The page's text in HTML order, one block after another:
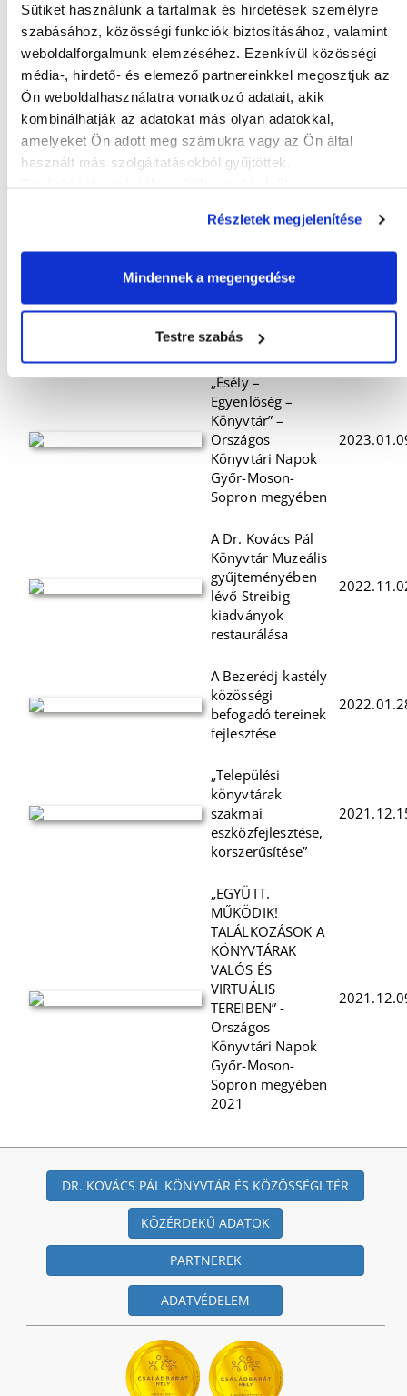
Sütiket használunk a tartalmak és hirdetések személyre
szabásához, közösségi funkciók biztosításához, valamint
weboldalforgalmunk elemzéséhez. Ezenkívül közösségi
média-, hirdető- és elemező partnereinkkel megosztjuk az
Ön weboldalhasználatra vonatkozó adatait, akik
kombinálhatják az adatokat más olyan adatokkal,
amelyeket Ön adott meg számukra vagy az Ön által
használt más szolgáltatásokból gyűjtöttek.
Részletek megjelenítése
Mindennek a megengedése
Testre szabás
emigráns költők
emlékezete
szakmai program
megvalósítását
2024. évben a
Magyar Művészeti
Akadémia
támogatta.
könyvtár
Könyvtári Napok
Győr-Moson-
vármegyében
„Esély –
Egyenlőség –
Könyvtár” –
Országos
Könyvtári Napok
Győr-Moson-
Sopron megyében
A Dr. Kovács Pál
Könyvtár Muzeális
gyűjteményében
lévő Streibig-
kiadványok
restaurálása
A Bezerédj-kastély
közösségi
befogadó tereinek
fejlesztése
„Települési
könyvtárak
szakmai
eszközfejlesztése,
korszerűsítése”
„EGYÜTT.
MŰKÖDIK!
TALÁLKOZÁSOK A
KÖNYVTÁRAK
VALÓS ÉS
VIRTUÁLIS
TEREIBEN” -
Országos
Könyvtári Napok
Győr-Moson-
Sopron megyében
2021
DR. KOVÁCS PÁL KÖNYVTÁR ÉS KÖZÖSSÉGI TÉR
KÖZÉRDEKŰ ADATOK
PARTNEREK
ADATVÉDELEM